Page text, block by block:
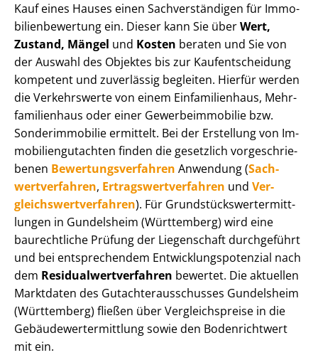
Kauf eines Hauses einen Sach­ver­stän­di­gen für Im­mo­
bi­li­en­be­wer­tung ein. Dieser kann Sie überWert,
Zustand, Mängel und Kosten beraten und Sie von
der Auswahl des Objektes bis zur Kauf­ent­schei­dung
kompetent und zuverlässig begleiten. Hierfür werden
die Verkehrswerte von einem Einfamilienhaus, Mehr­
fa­mi­li­en­haus oder einer Ge­wer­be­im­mo­bi­lie bzw.
Sonderimmobilie ermittelt. Bei der Erstellung von Im­
mo­bi­li­en­gut­ach­ten finden die gesetzlich vor­ge­schrie­
be­nen Be­wer­tungs­ver­fah­ren Anwendung (Sach­
wert­ver­fah­ren, Er­trags­wert­ver­fah­ren und Ver­
gleichs­wert­ver­fah­ren). Für Grund­stücks­wert­ermitt­
lun­gen in Gundelsheim (Württemberg) wird eine
baurechtliche Prüfung der Liegenschaft durchgeführt
und bei entsprechendem Ent­wick­lungs­po­ten­zi­al nach
dem Re­si­du­al­wert­ver­fah­ren bewertet. Die aktuellen
Marktdaten des Gut­ach­ter­aus­schus­ses Gundelsheim
(Württemberg) fließen über Ver­gleichs­prei­se in die
Ge­bäu­de­wert­ermitt­lung sowie den Bodenrichtwert
mit ein.